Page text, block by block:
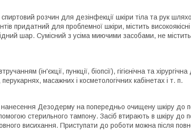
розчин для дезінфекції шкіри тіла та рук
придатний для проблемної шкіри, містить
шар. Сумісний з усіма миючими засобами, не
(ін'єкції, пункції, біопсії), гігієнічна та
масажних і косметологічних кабінетах і т. п.
Дезодерму на попередньо очищену шкіру до
стерильного тампону. Засіб втирають в шкіру до
висихання. Приступати до роботи можна після